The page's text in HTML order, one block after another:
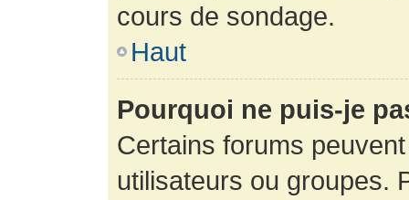
cours de sondage.
Haut
Pourquoi ne puis-je
Certains forums
utilisateurs ou groupes.